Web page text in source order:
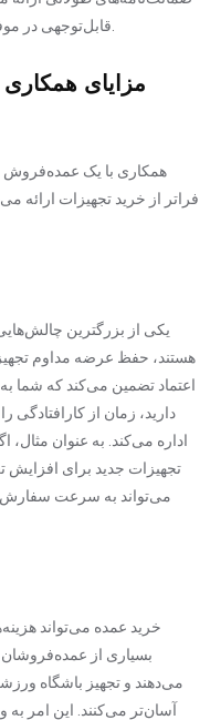
مزایای
همکاری با یک عمده‌فروش
فراتر از خرید تجهیزات ارائه
یکی از بزرگترین
هستند، حفظ عرضه مداوم
اعتماد تضمین می‌کند که شما
دارید، زمان از
اداره می‌کند. به عنوان مثال،
تجهیزات جدید برای افزایش
می‌تواند به سرعت سفارش
خرید عمده می‌تواند
بسیاری از
می‌دهند و تجهیز باشگاه
آسان‌تر می‌کنند. این امر به